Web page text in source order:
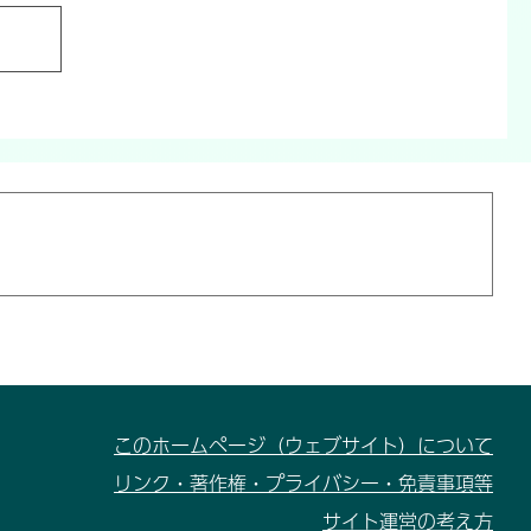
このホームページ（ウェブサイト）について
リンク・著作権・プライバシー・免責事項等
サイト運営の考え方